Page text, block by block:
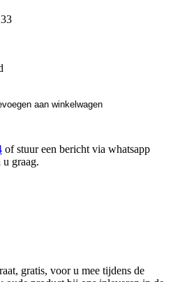
aan winkelwagen
of stuur een bericht via whatsapp
u graag.
gratis, voor u mee tijdens de